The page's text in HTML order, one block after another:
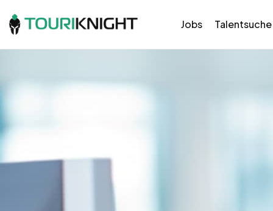
Jobs Talentsuche